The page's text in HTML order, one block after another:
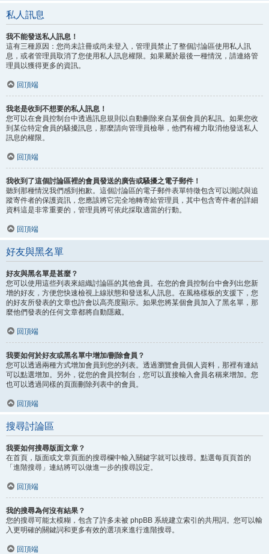
私人訊息
我不能發送私人訊息！
這有三種原因：您尚未註冊或尚未登入，管理員禁止了整個討論區使用私人訊
息，或者管理員取消了您使用私人訊息權限。如果屬於最後一種情況，請連絡管
理員以獲得更多的資訊。
回頂端
我老是收到不想要的私人訊息！
您可以在會員控制台中透過訊息規則以自動刪除來自某個會員的私訊。如果您收
到某位特定會員的騷擾訊息，那麼請向管理員檢舉，他們有權力取消他發送私人
訊息的權限。
回頂端
我收到了這個討論區裡的會員發送的廣告或騷擾之電子郵件！
聽到那種情況我們感到抱歉。這個討論區的電子郵件表單特徵包含可以測試與追
蹤寄件者的保護資訊，您應該將它完全地轉寄給管理員，其中包含寄件者的詳細
資料這是非常重要的，管理員將可依此採取適當的行動。
回頂端
好友與黑名單
好友與黑名單是甚麼？
您可以使用這些列表來組織討論區的其他會員。在您的會員控制台中會列出您新
增的好友，方便您快速檢視上線狀態和發送私人訊息。在風格樣板的支援下，您
的好友所發表的文章也許會以高亮度顯示。如果您將某個會員加入了黑名單，那
麼他們發表的任何文章都將自動隱藏。
回頂端
我要如何於好友或黑名單中增加/刪除會員？
您可以透過兩種方式增加會員到您的列表。透過瀏覽會員個人資料，那裡有連結
可以點選增加。另外，從您的會員控制台，您可以直接輸入會員名稱來增加。您
也可以透過同樣的頁面刪除列表中的會員。
回頂端
搜尋討論區
我要如何搜尋版面文章？
在首頁，版面或文章頁面的搜尋欄中輸入關鍵字就可以搜尋。點選每頁頁首的
「進階搜尋」連結將可以做進一步的搜尋設定。
回頂端
我的搜尋為何沒有結果？
您的搜尋可能太模糊，包含了許多未被 phpBB 系統建立索引的共用詞。您可以輸
入更明確的關鍵詞和更多有效的選項來進行進階搜尋。
回頂端